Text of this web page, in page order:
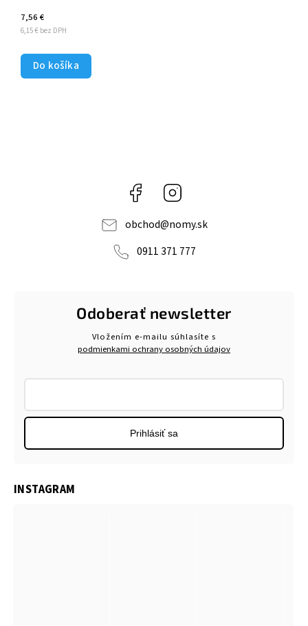
6,15 € bez DPH
7,56 €
Do košíka
Facebook
obchod@nomy.sk
0911 371 777
Odoberať newsletter
Vložením e-mailu súhlasíte s
podmienkami ochrany osobných údajov
Prihlásiť sa
INSTAGRAM